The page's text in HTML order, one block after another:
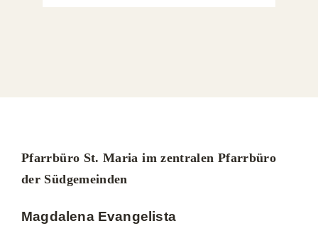
Pfarrbüro St. Maria im zentralen Pfarrbüro
der Südgemeinden
Magdalena Evangelista